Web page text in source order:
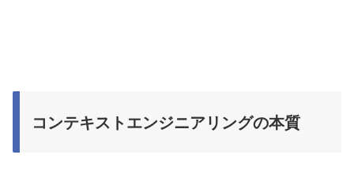
コンテキストエンジニアリングの本質